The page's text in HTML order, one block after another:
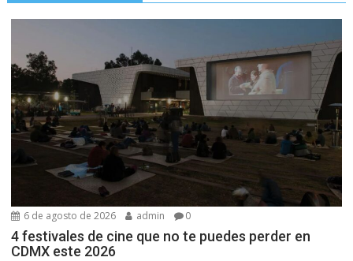
6 de agosto de 2026 admin 0
4 festivales de cine que no te puedes perder en
CDMX este 2026